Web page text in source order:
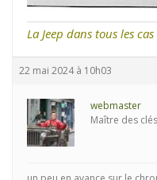
La Jeep dans tous les cas
22 mai 2024 à 10h03
webmaster
Maître des clés